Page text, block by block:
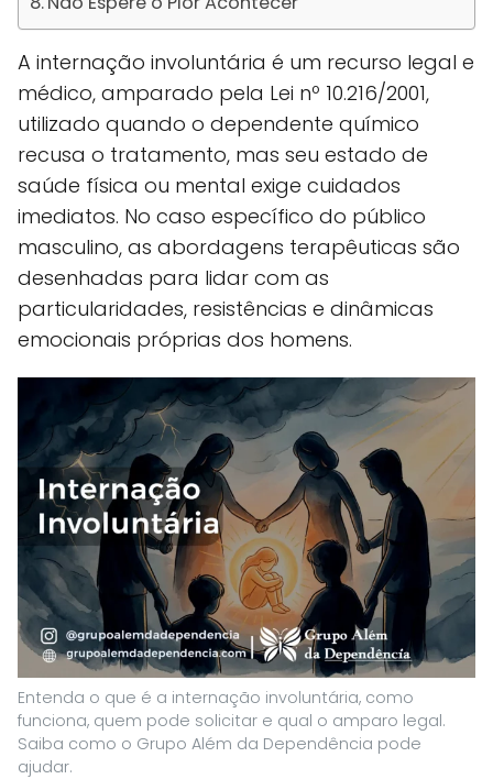
A internação involuntária é um recurso legal e
médico, amparado pela Lei nº 10.216/2001,
utilizado quando o dependente químico
recusa o tratamento, mas seu estado de
saúde física ou mental exige cuidados
imediatos. No caso específico do público
masculino, as abordagens terapêuticas são
desenhadas para lidar com as
particularidades, resistências e dinâmicas
emocionais próprias dos homens.
Entenda o que é a internação involuntária, como
funciona, quem pode solicitar e qual o amparo legal.
Saiba como o Grupo Além da Dependência pode
ajudar.